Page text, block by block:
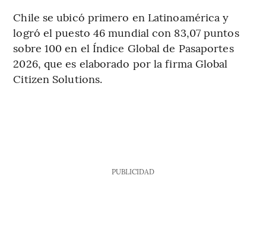
Chile se ubicó primero en Latinoamérica y
logró el puesto 46 mundial con 83,07 puntos
sobre 100 en el Índice Global de Pasaportes
2026, que es elaborado por la firma Global
Citizen Solutions.
PUBLICIDAD